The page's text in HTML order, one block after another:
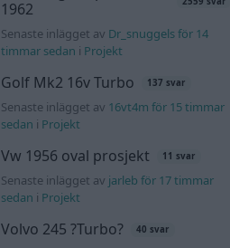
1962
Senaste inlägget av Dr_snuggels för 14
timmar sedan i Projekt
Golf Mk2 16v Turbo 137 svar
Senaste inlägget av 16vt4m för 15 timmar
sedan i Projekt
Vw 1956 oval prosjekt 11 svar
Senaste inlägget av jarleb för 17 timmar
sedan i Projekt
Volvo 245 ?Turbo? 40 svar